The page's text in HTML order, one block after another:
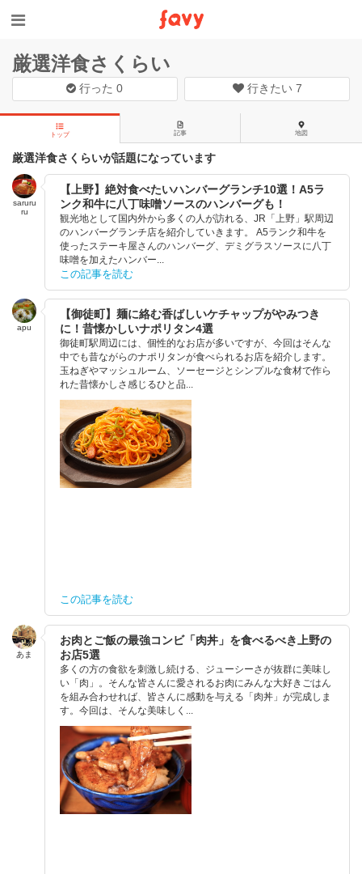
厳選洋食さくらい
行った0 行きたい 7
トップ 記事 地図
厳選洋食さくらいが話題になっています
saruru
ru
【上野】絶対食べたいハンバーグランチ10選！A5ラ
ンク和牛に八丁味噌ソースのハンバーグも！
観光地として国内外から多くの人が訪れる、JR「上野」駅周辺
のハンバーグランチ店を紹介していきます。 A5ランク和牛を
使ったステーキ屋さんのハンバーグ、デミグラスソースに八丁
味噌を加えたハンバー...
この記事を読む
apu
【御徒町】麺に絡む香ばしいケチャップがやみつき
に！昔懐かしいナポリタン4選
御徒町駅周辺には、個性的なお店が多いですが、今回はそんな
中でも昔ながらのナポリタンが食べられるお店を紹介します。
玉ねぎやマッシュルーム、ソーセージとシンプルな食材で作ら
れた昔懐かしさ感じるひと品...
この記事を読む
あま
お肉とご飯の最強コンビ「肉丼」を食べるべき上野の
お店5選
多くの方の食欲を刺激し続ける、ジューシーさが抜群に美味し
い「肉」。そんな皆さんに愛されるお肉にみんな大好きごはん
を組み合わせれば、皆さんに感動を与える「肉丼」が完成しま
す。今回は、そんな美味しく...